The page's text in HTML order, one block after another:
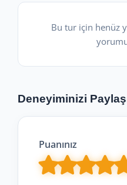
Bu tur için henüz
Deneyiminizi
Puanınız